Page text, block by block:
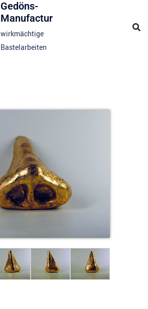
Gedöns-
Manufactur
wirkmächtige
Bastelarbeiten